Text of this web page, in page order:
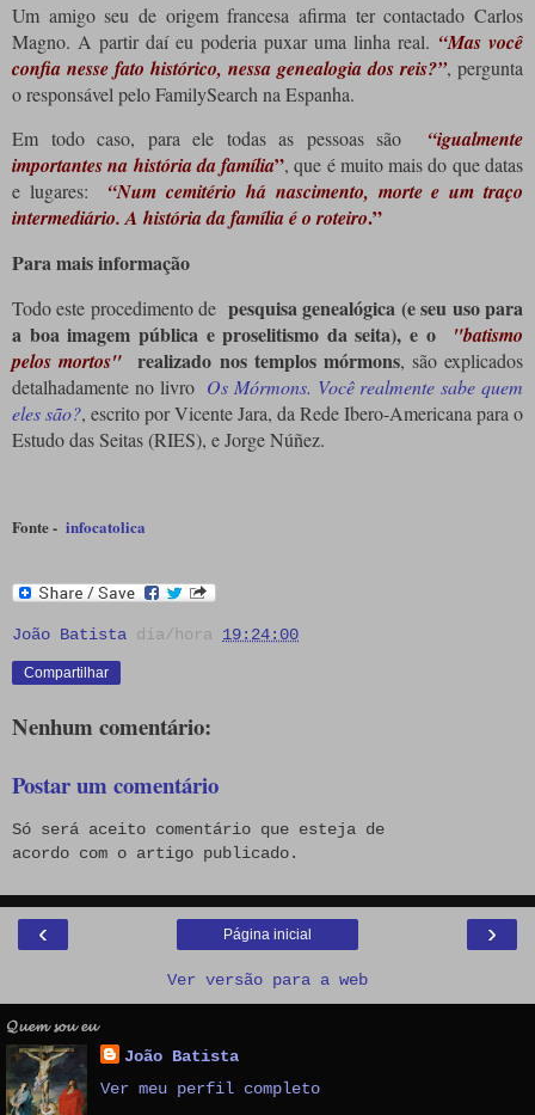
Um amigo seu de origem francesa afirma ter contactado Carlos
Magno. A partir daí eu poderia puxar uma linha real. “Mas você
confia nesse fato histórico, nessa genealogia dos reis?”, pergunta
o responsável pelo FamilySearch na Espanha.
Em todo caso, para ele todas as pessoas são “igualmente
importantes na história da família”, que é muito mais do que datas
e lugares: “Num cemitério há nascimento, morte e um traço
intermediário.A história da família é o roteiro.”
Para mais informação
Todo este procedimento de pesquisa genealógica (e seu uso para
a boa imagem pública e proselitismo da seita), e o
"batismo
pelos mortos" realizado nos templos mórmons, são explicados
detalhadamente no livro Os Mórmons. Você realmente sabe quem
eles são?, escrito por Vicente Jara, da Rede Ibero-Americana para o
Estudo das Seitas (RIES), e Jorge Núñez.
Fonte - infocatolica
João Batista dia/hora 19:24:00
Compartilhar
Nenhum comentário:
Postar um comentário
Só será aceito comentário que esteja de
acordo com o artigo publicado.
‹ ›
Página inicial
Ver versão para a web
𝓠𝓾𝓮𝓶 𝓼𝓸𝓾 𝓮𝓾
João Batista
Ver meu perfil completo